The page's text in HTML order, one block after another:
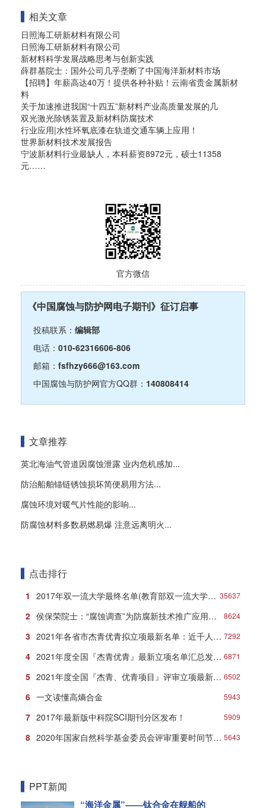
相关文章
日照海工研新材料有限公司
日照海工研新材料有限公司
新材料科学发展战略思考与创新实践
薛群基院士：国外公司几乎垄断了中国海洋新材料市场
【招聘】年薪高达40万！提供各种补贴！云南省贵金属新材
料
关于加速推进我国“十四五”新材料产业高质量发展的几
双光激光除锈装置及新材料防腐技术
行业应用|水性环氧底漆在轨道交通车辆上应用！
世界新材料技术发展报告
宁波新材料行业最缺人，本科薪资8972元，硕士11358
元……
官方微信
《中国腐蚀与防护网电子期刊》征订启事
投稿联系： 编辑部
电话： 010-62316606-806
邮箱： fsfhzy666@163.com
中国腐蚀与防护网官方QQ群： 140808414
文章推荐
英北海油气管道因腐蚀泄露 业内危机感加...
防治船舶锚链锈蚀损坏简便易用方法...
腐蚀环境对暖气片性能的影响...
防腐蚀材料多数易燃易爆 注意远离明火...
点击排行
35637
1 2017年双一流大学最终名单(教育部双一流大学名单)
8624
2 侯保荣院士：“腐蚀调查”为防腐新技术推广应用打响第一炮
7292
3 2021年各省市杰青优青拟立项最新名单：近千人入选！
6871
4 2021年度全国『杰青优青』最新立项名单汇总发布！
6502
5 2021年度全国『杰青、优青项目』评审立项最新名单
5943
6 一文读懂高熵合金
5909
7 2017年最新版中科院SCI期刊分区发布！
5643
8 2020年国家自然科学基金委员会评审重要时间节点安排
PPT新闻
“海洋金属”——钛合金在舰船的